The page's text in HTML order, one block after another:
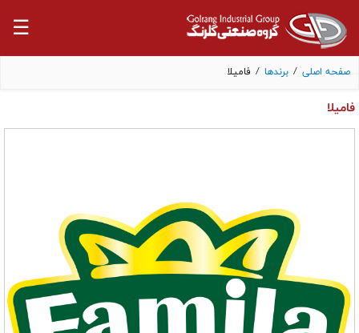
☰
صفحه اصلی / برندها / فامیلا
فامیلا